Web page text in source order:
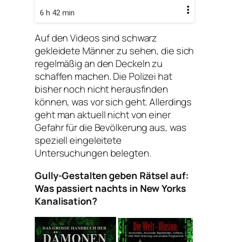
6 h 42 min
Auf den Videos sind schwarz
gekleidete Männer zu sehen, die sich
regelmäßig an den Deckeln zu
schaffen machen. Die Polizei hat
bisher noch nicht herausfinden
können, was vor sich geht. Allerdings
geht man aktuell nicht von einer
Gefahr für die Bevölkerung aus, was
speziell eingeleitete
Untersuchungen belegten.
Gully-Gestalten geben Rätsel auf:
Was passiert nachts in New Yorks
Kanalisation?